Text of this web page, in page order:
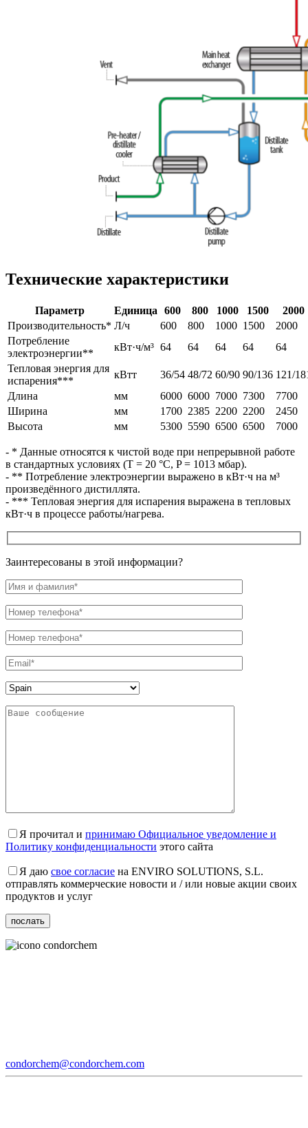
Технические характеристики
Параметр Единица 600 800 1000 1500
2000
Производительность* Л/ч 600 800 1000 1500
2000
Потребление
электроэнергии**
кВт·ч/м³ 64 64 64 64
64
Тепловая энергия для
испарения***
кВтт 36/54 48/72 60/90 90/136 121/
Длина
мм 6000 6000 7000 7300
7700
Ширина
мм 1700 2385 2200 2200
2450
Высота
мм 5300 5590 6500 6500 7000
- * Данные относятся к чистой воде при непрерывной работе
в стандартных условиях (T = 20 °C, P = 1013 мбар).
- ** Потребление электроэнергии выражено в кВт·ч на м³
произведённого дистиллята.
- *** Тепловая энергия для испарения выражена в тепловых
кВт·ч в процессе работы/нагрева.
Заинтересованы в этой информации?
Я прочитал и принимаю Официальное уведомление и
Политику конфиденциальности этого сайта
Я даю свое согласие на ENVIRO SOLUTIONS, S.L.
отправлять коммерческие новости и / или новые акции своих
продуктов и услуг
condorchem@condorchem.com